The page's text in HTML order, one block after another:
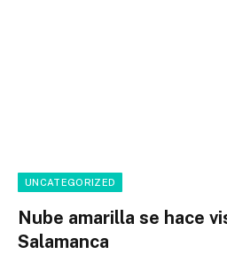
UNCATEGORIZED
Nube amarilla se hace
Salamanca